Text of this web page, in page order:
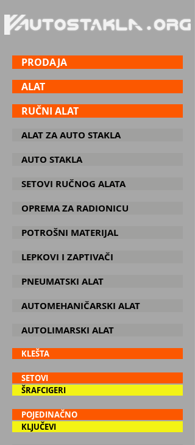
PRODAJA
ALAT
RUČNI ALAT
ALAT ZA AUTO STAKLA
AUTO STAKLA
SETOVI RUČNOG ALATA
OPREMA ZA RADIONICU
POTROŠNI MATERIJAL
LEPKOVI I ZAPTIVAČI
PNEUMATSKI ALAT
AUTOMEHANIČARSKI ALAT
AUTOLIMARSKI ALAT
KLEŠTA
SETOVI
ŠRAFCIGERI
POJEDINAČNO
KLJUČEVI